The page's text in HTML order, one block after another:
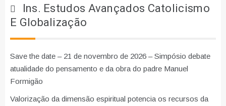
Ins. Estudos Avançados Catolicismo
E Globalização
Save the date – 21 de novembro de 2026 – Simpósio debate
atualidade do pensamento e da obra do padre Manuel
Formigão
Valorização da dimensão espiritual potencia os recursos da